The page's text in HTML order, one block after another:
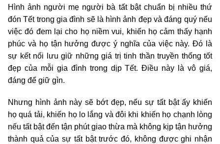
Hình ảnh người mẹ người bà tất bật chuẩn bị nhiều thứ
đón Tết trong gia đình sẽ là hình ảnh đẹp và đáng quý nếu
việc đó đem lại cho họ niềm vui, khiến họ cảm thấy hạnh
phúc và họ tận hưởng được ý nghĩa của việc này. Đó là
sự kết nối lưu giữ những giá trị tinh thần truyền thống tốt
đẹp của mỗi gia đình trong dịp Tết. Điều này là vô giá,
đáng để giữ gìn.
Nhưng hình ảnh này sẽ bớt đẹp, nếu sự tất bật ấy khiến
họ quá tải, khiến họ lo lắng và đôi khi khiến họ chạnh lòng
nếu tất bật đến tận phút giao thừa mà không kịp tận hưởng
thành quả của sự tất bật trước đó, không được ghi nhận